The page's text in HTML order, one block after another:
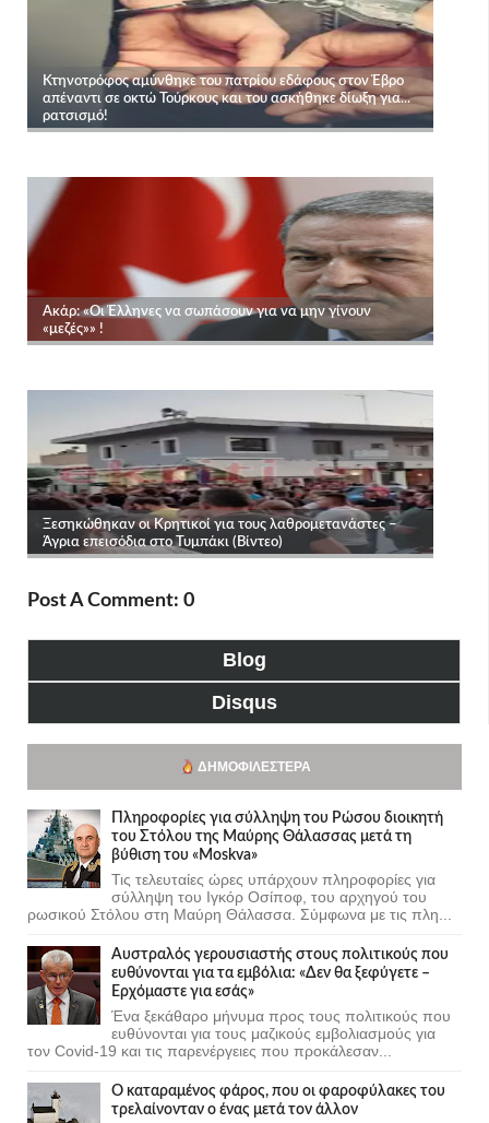
Post A Comment: 0
Blog
Disqus
ΔΗΜΟΦΙΛΈΣΤΕΡΑ
Πληροφορίες για σύλληψη του Ρώσου διοικητή
του Στόλου της Mαύρης Θάλασσας μετά τη
βύθιση του «Moskva»
Τις τελευταίες ώρες υπάρχουν πληροφορίες για
σύλληψη του Ιγκόρ Οσίποφ, του αρχηγού του
ρωσικού Στόλου στη Μαύρη Θάλασσα. Σύμφωνα με τις πλη...
Αυστραλός γερουσιαστής στους πολιτικούς που
ευθύνονται για τα εμβόλια: «Δεν θα ξεφύγετε –
Ερχόμαστε για εσάς»
Ένα ξεκάθαρο μήνυμα προς τους πολιτικούς που
ευθύνονται για τους μαζικούς εμβολιασμούς για
τον Covid-19 και τις παρενέργειες που προκάλεσαν...
Ο καταραμένος φάρος, που οι φαροφύλακες του
τρελαίνονταν ο ένας μετά τον άλλον